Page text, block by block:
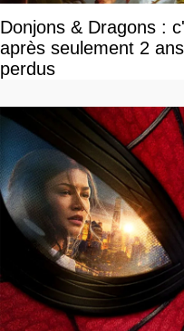
Donjons & Dragons :
après seulement 2
perdus